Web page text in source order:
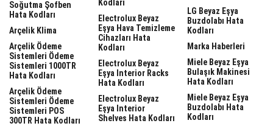
Soğutma Şofben
Hata Kodları
Arçelik Klima
Arçelik Ödeme
Sistemleri Ödeme
Sistemleri 1000TR
Hata Kodları
Arçelik Ödeme
Sistemleri Ödeme
Sistemleri POS
300TR Hata Kodları
Kodları
Electrolux Beyaz
Eşya Hava Temizleme
Cihazları Hata
Kodları
Electrolux Beyaz
Eşya Interior Racks
Hata Kodları
Electrolux Beyaz
Eşya Interior
Shelves Hata Kodları
LG Beyaz Eşya
Buzdolabı Hata
Kodları
Marka Haberleri
Miele Beyaz Eşya
Bulaşık Makinesi
Hata Kodları
Miele Beyaz Eşya
Buzdolabı Hata
Kodları